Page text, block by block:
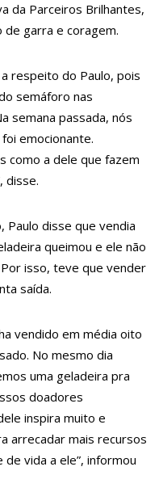
pela Justiça Eleitoral
que compareçam às urnas
será ativado até novembro
em 12 postos neste
receber hoje auxílio de R$
Amazonas
o estado em um canteiro de
fome e miséria
ser deputada federal do
Viviane Lima(MDB)
intenção de votos
Amazonas Energia que
em Manaus
na segunda quinzena de
nossa força’, diz Arthur
popular
da Parceiros Brilhantes,
de garra e coragem.
respeito do Paulo, pois
semáforo nas
semana passada, nós
emocionante.
como a dele que fazem
disse.
Paulo disse que vendia
queimou e ele não
isso, teve que vender
saída.
vendido em média oito
No mesmo dia
uma geladeira pra
doadores
inspira muito e
arrecadar mais recursos
vida a ele”, informou